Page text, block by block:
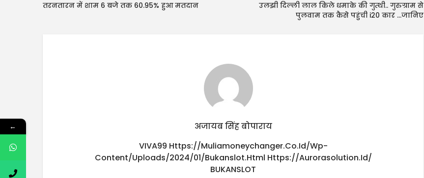
तरनतारन में शाम 6 बजे तक 60.95% हुआ मतदान
उलझी दिल्ली लाल किले धमाके की गुत्थी.. गुरुग्राम से
पुलवाम तक कैसे पहुंची i20 कार ...जानिए
अजायब सिंह बोपाराय
VIVA99 Https://muliamoneychanger.co.id/wp-
Content/uploads/2024/01/bukanslot.html Https://aurorasolution.id/
BUKANSLOT
←